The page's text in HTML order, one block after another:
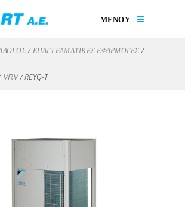
ΜΕΝΟΥ
/ΕΠΑΓΓΕΛΜΑΤΙΚΈΣ ΕΦΑΡΜΟΓΈΣ/
VRV/REYQ-T